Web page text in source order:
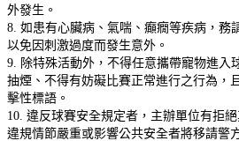
外發生。
8. 如患有心臟病、氣喘、癲癇等疾病，務
以免因刺激過度而發生意外。
9. 除特殊活動外，不得任意攜帶寵物進入
抽煙、不得有妨礙比賽正常進行之行為，
擊性標語。
10. 違反球賽安全規定者，主辦單位有拒
違規情節嚴重或影響公共安全者將移請警